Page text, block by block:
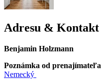
Adresu & Kontakt
Benjamin Holzmann
Poznámka od prenajímateľa
Nemecký